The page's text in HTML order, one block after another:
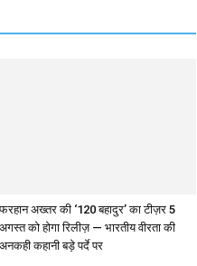
फरहान अख्तर की ‘120 बहादुर’ का टीज़र 5
अगस्त को होगा रिलीज़ — भारतीय वीरता की
अनकही कहानी बड़े पर्दे पर